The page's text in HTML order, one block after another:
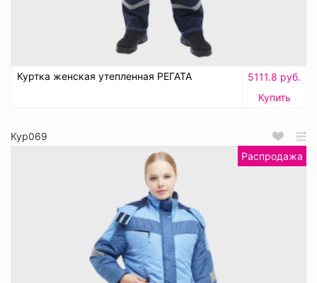
Куртка женская утепленная РЕГАТА
5111.8 руб.
Купить
Кур069
Распродажа